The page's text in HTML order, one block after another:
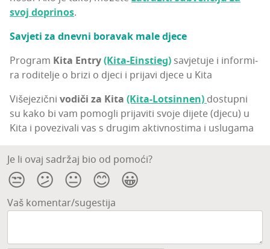
svoj dopri­nos.
Savje­ti za dnev­ni bora­vak male djece
Pro­gram Kita Entry(Kita-Eins­ti­eg) savje­tu­je i infor­mi­
ra rodi­te­lje o bri­zi o dje­ci i pri­ja­vi dje­ce u Kita
Više­je­zič­ni vodi­či za Kita (Kita-Lot­sin­nen) dos­tup­ni
su kako bi vam pomo­gli pri­ja­vi­ti svo­je dije­te (dje­cu) u
Kita i pove­zi­va­li vas s dru­gim aktiv­nos­ti­ma i uslugama
Je li ovaj sadržaj bio od pomoći?
😒 😕 😐 😊 😀
Vaš komentar/sugestija